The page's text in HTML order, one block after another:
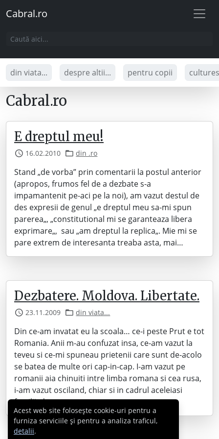
Cabral.ro
din viata... despre altii... pentru copii
Cabral.ro
E dreptul meu!
16.02.2010 din .ro
Stand „de vorba” prin comentarii la postul anterior
(apropos, frumos fel de a dezbate s-a
impamantenit pe-aci pe la noi), am vazut destul de
des expresii de genul „e dreptul meu sa-mi spun
parerea„, „constitutional mi se garanteaza libera
exprimare„, sau „am dreptul la replica„. Mie mi se
pare extrem de interesanta treaba asta, mai…
Dezbatere. Moldova. Libertate.
23.11.2009 din viata...
Din ce-am invatat eu la scoala… ce-i peste Prut e tot
Romania. Anii m-au confuzat insa, ce-am vazut la
teveu si ce-mi spuneau prietenii care sunt de-acolo
se batea de multe ori cap-in-cap. I-am vazut pe
romanii aia chinuiti intre limba romana si cea rusa,
i-am vazut osciland, chiar si in cadrul aceleiasi
familii, de…
Acest web site folosește cookie-uri pentru a
furniza serviciile și pentru a analiza traficul,
detalii.